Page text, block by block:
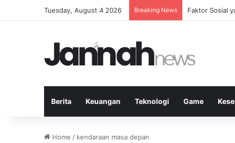
Tuesday, August 4 2026 Breaking News Peran
Berita Keuangan Teknologi Game
Home / kendaraan masa depan